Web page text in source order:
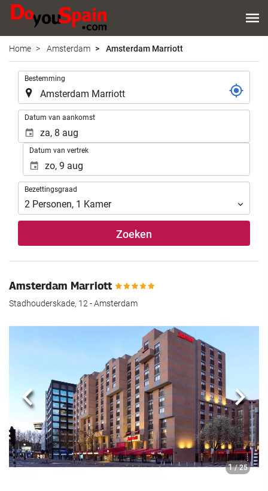
Home Amsterdam Amsterdam Marriott
Bestemming
Datum van aankomst
Datum van vertrek
Bezettingsgraad
Bezettingsgraad
2 Personen, 1 Kamer
Zoeken
Amsterdam Marriott
Stadhouderskade, 12 - Amsterdam
1 / 25
Vorige